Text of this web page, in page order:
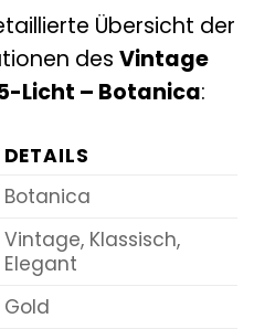
Übersicht der
des Vintage
Licht – Botanica:
DETAILS
Botanica
Vintage, Klassisch,
Elegant
Gold